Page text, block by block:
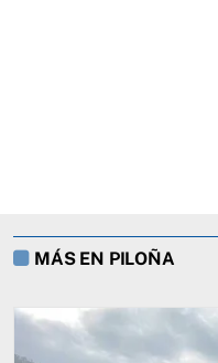
MÁS EN PILOÑA